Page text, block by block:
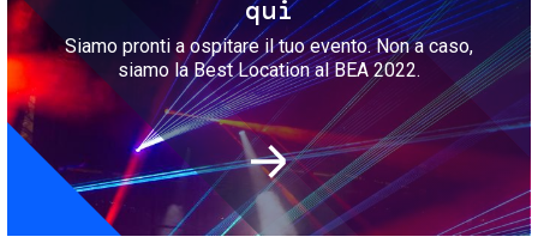
qui
Siamo pronti a ospitare il tuo evento. Non a caso,
siamo la Best Location al BEA 2022.